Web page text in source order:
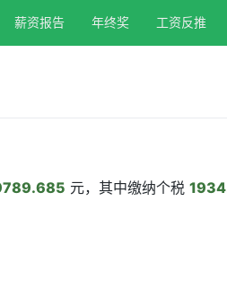
薪资报告 年终奖 工资反推
元，其中缴纳个税